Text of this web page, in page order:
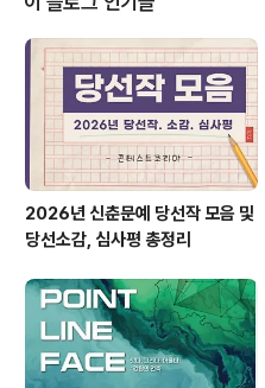
택* 센터에서 정해준 지정주제 또는 자유
모하는 자유주제 (공모내용 확인) ◎ 참
구나(20대~60대) ◎ 접수기간
(금) ◎ 접수방법홈페이지 접수
z042.kr) 또..
2026년 신춘문예 당선작 모음 및
당선소감, 심사평 총정리